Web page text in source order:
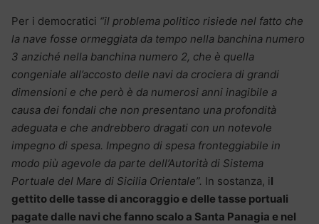
Per i democratici “il problema politico risiede nel fatto che
la nave fosse ormeggiata da tempo nella banchina numero
3 anziché nella banchina numero 2, che è quella
congeniale all’accosto delle navi da crociera di grandi
dimensioni e che però è da numerosi anni inagibile a
causa dei fondali che non presentano una profondità
adeguata e che andrebbero dragati con un notevole
impegno di spesa. Impegno di spesa fronteggiabile in
modo più agevole da parte dell’Autorità di Sistema
Portuale del Mare di Sicilia Orientale”. In sostanza, il
gettito delle tasse di ancoraggio e delle tasse portuali
pagate dalle navi che fanno scalo a Santa Panagia e nel